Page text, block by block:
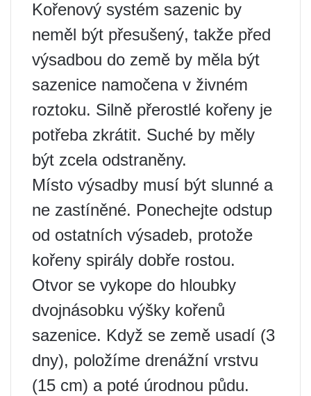
Kořenový systém sazenic by
neměl být přesušený, takže před
výsadbou do země by měla být
sazenice namočena v živném
roztoku. Silně přerostlé kořeny je
potřeba zkrátit. Suché by měly
být zcela odstraněny.
Místo výsadby musí být slunné a
ne zastíněné. Ponechejte odstup
od ostatních výsadeb, protože
kořeny spirály dobře rostou.
Otvor se vykope do hloubky
dvojnásobku výšky kořenů
sazenice. Když se země usadí (3
dny), položíme drenážní vrstvu
(15 cm) a poté úrodnou půdu.